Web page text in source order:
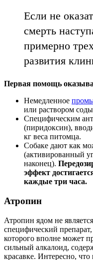
Если не
смерть
примерно
развития
Первая помощь
Немедленное
или раствором
Специфическим
(пиридоксин),
кг веса питомца.
Собаке дают как
(активированный
наконец).
эффект
каждые три часа.
Атропин
Атропин ядом не
специфический
которого вполне может
сильный алкалоид,
красавке. Интересно,